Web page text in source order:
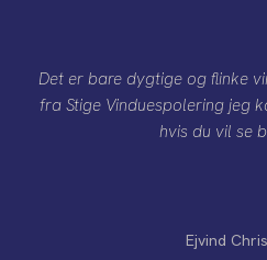
Det er bare dygtige og flinke
fra Stige Vinduespolering jeg
hvis du vil se
Ejvind